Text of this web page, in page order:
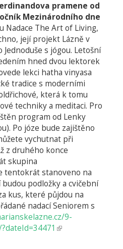
pramene od
Mezinárodního dne
Nadace The Art of Living,
její projekt Lázně v
s jógou. Letošní
hned dvou lektorek
lekci hatha vinyasa
tradice s moderními
která k tomu
techniky a meditaci. Pro
program od Lenky
Po józe bude zajištěno
vychutnat při
z druhého konce
skupina
tentokrát stanoveno na
podložky a cvičební
kus, které půjdou na
nadací Seniorem s
9-
(odkaz